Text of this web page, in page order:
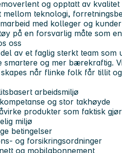
og opptatt av kvalitet
mellom teknologi,
med kolleger og kunder
på en forsvarlig måte som
oss
av et faglig sterkt team
smartere og mer bærekraftig.
skapes når flinke folk får tillit
arbeidsmiljø
og stor takhøyde
produkter som faktisk
miljø
betingelser
og forsikringsordninger
og mobilabonnement